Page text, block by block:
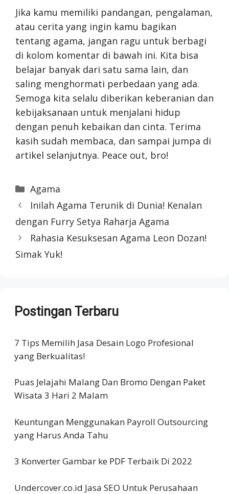
Jika kamu memiliki pandangan, pengalaman,
atau cerita yang ingin kamu bagikan
tentang agama, jangan ragu untuk berbagi
di kolom komentar di bawah ini. Kita bisa
belajar banyak dari satu sama lain, dan
saling menghormati perbedaan yang ada.
Semoga kita selalu diberikan keberanian dan
kebijaksanaan untuk menjalani hidup
dengan penuh kebaikan dan cinta. Terima
kasih sudah membaca, dan sampai jumpa di
artikel selanjutnya. Peace out, bro!
Categories
Agama
Inilah Agama Terunik di Dunia! Kenalan
dengan Furry Setya Raharja Agama
Rahasia Kesuksesan Agama Leon Dozan!
Simak Yuk!
Postingan Terbaru
7 Tips Memilih Jasa Desain Logo Profesional
yang Berkualitas!
Puas Jelajahi Malang Dan Bromo Dengan Paket
Wisata 3 Hari 2 Malam
Keuntungan Menggunakan Payroll Outsourcing
yang Harus Anda Tahu
3 Konverter Gambar ke PDF Terbaik Di 2022
Undercover.co.id Jasa SEO Untuk Perusahaan